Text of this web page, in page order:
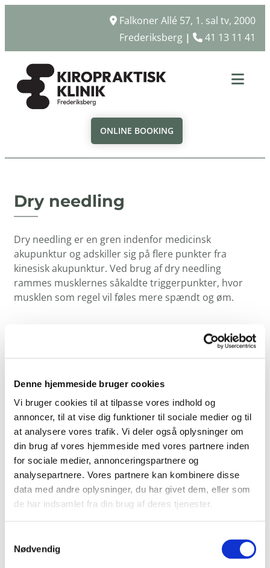
Denne hjemmeside bruger cookies
Vi bruger cookies til at tilpasse vores indhold og
annoncer, til at vise dig funktioner til sociale medier og til
at analysere vores trafik. Vi deler også oplysninger om
din brug af vores hjemmeside med vores partnere inden
for sociale medier, annonceringspartnere og
analysepartnere. Vores partnere kan kombinere disse
data med andre oplysninger, du har givet dem, eller som
de har indsamlet fra din brug af deres tjenester.
Nødvendig
 Falkoner Allé 57, 1. sal tv, 2000
Frederiksberg |  41 13 11 41
ONLINE BOOKING
Dry needling
Dry needling er en gren indenfor medicinsk
akupunktur og adskiller sig på flere punkter fra
kinesisk akupunktur. Ved brug af dry needling
rammes musklernes såkaldte triggerpunkter, hvor
musklen som regel vil føles mere spændt og øm.
Ved anvendelse af dry needling, laves der lokal
blodcirkulationen i området. Teknikken kan anvendes
længerevarende overbelastningsskader.
Dry needling tilbydes kun til visse tilstande og
selvfølgelig kun, hvis du som patient føler dig tryg
ved behandlingen. Vi gør opmærksom på, at denne
behandlingsteknik kun tilbydes hos kiropraktor
Martine Bjerke.